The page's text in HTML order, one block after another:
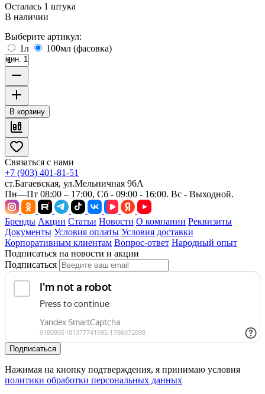
Осталась 1 штука
В наличии
Выберите артикул:
1л
100мл (фасовка)
мин. 1
В корзину
Связаться с нами
+7 (903) 401-81-51
ст.Багаевская, ул.Мельничная 96А
Пн—Пт 08:00 – 17:00, Сб - 09:00 - 16:00. Вс - Выходной.
Бренды Акции Статьи Новости О компании Реквизиты
Документы Условия оплаты Условия доставки
Корпоративным клиентам Вопрос-ответ Народный опыт
Подписаться на новости и акции
Подписаться
Подписаться
Нажимая на кнопку подтверждения, я принимаю условия
политики обработки персональных данных